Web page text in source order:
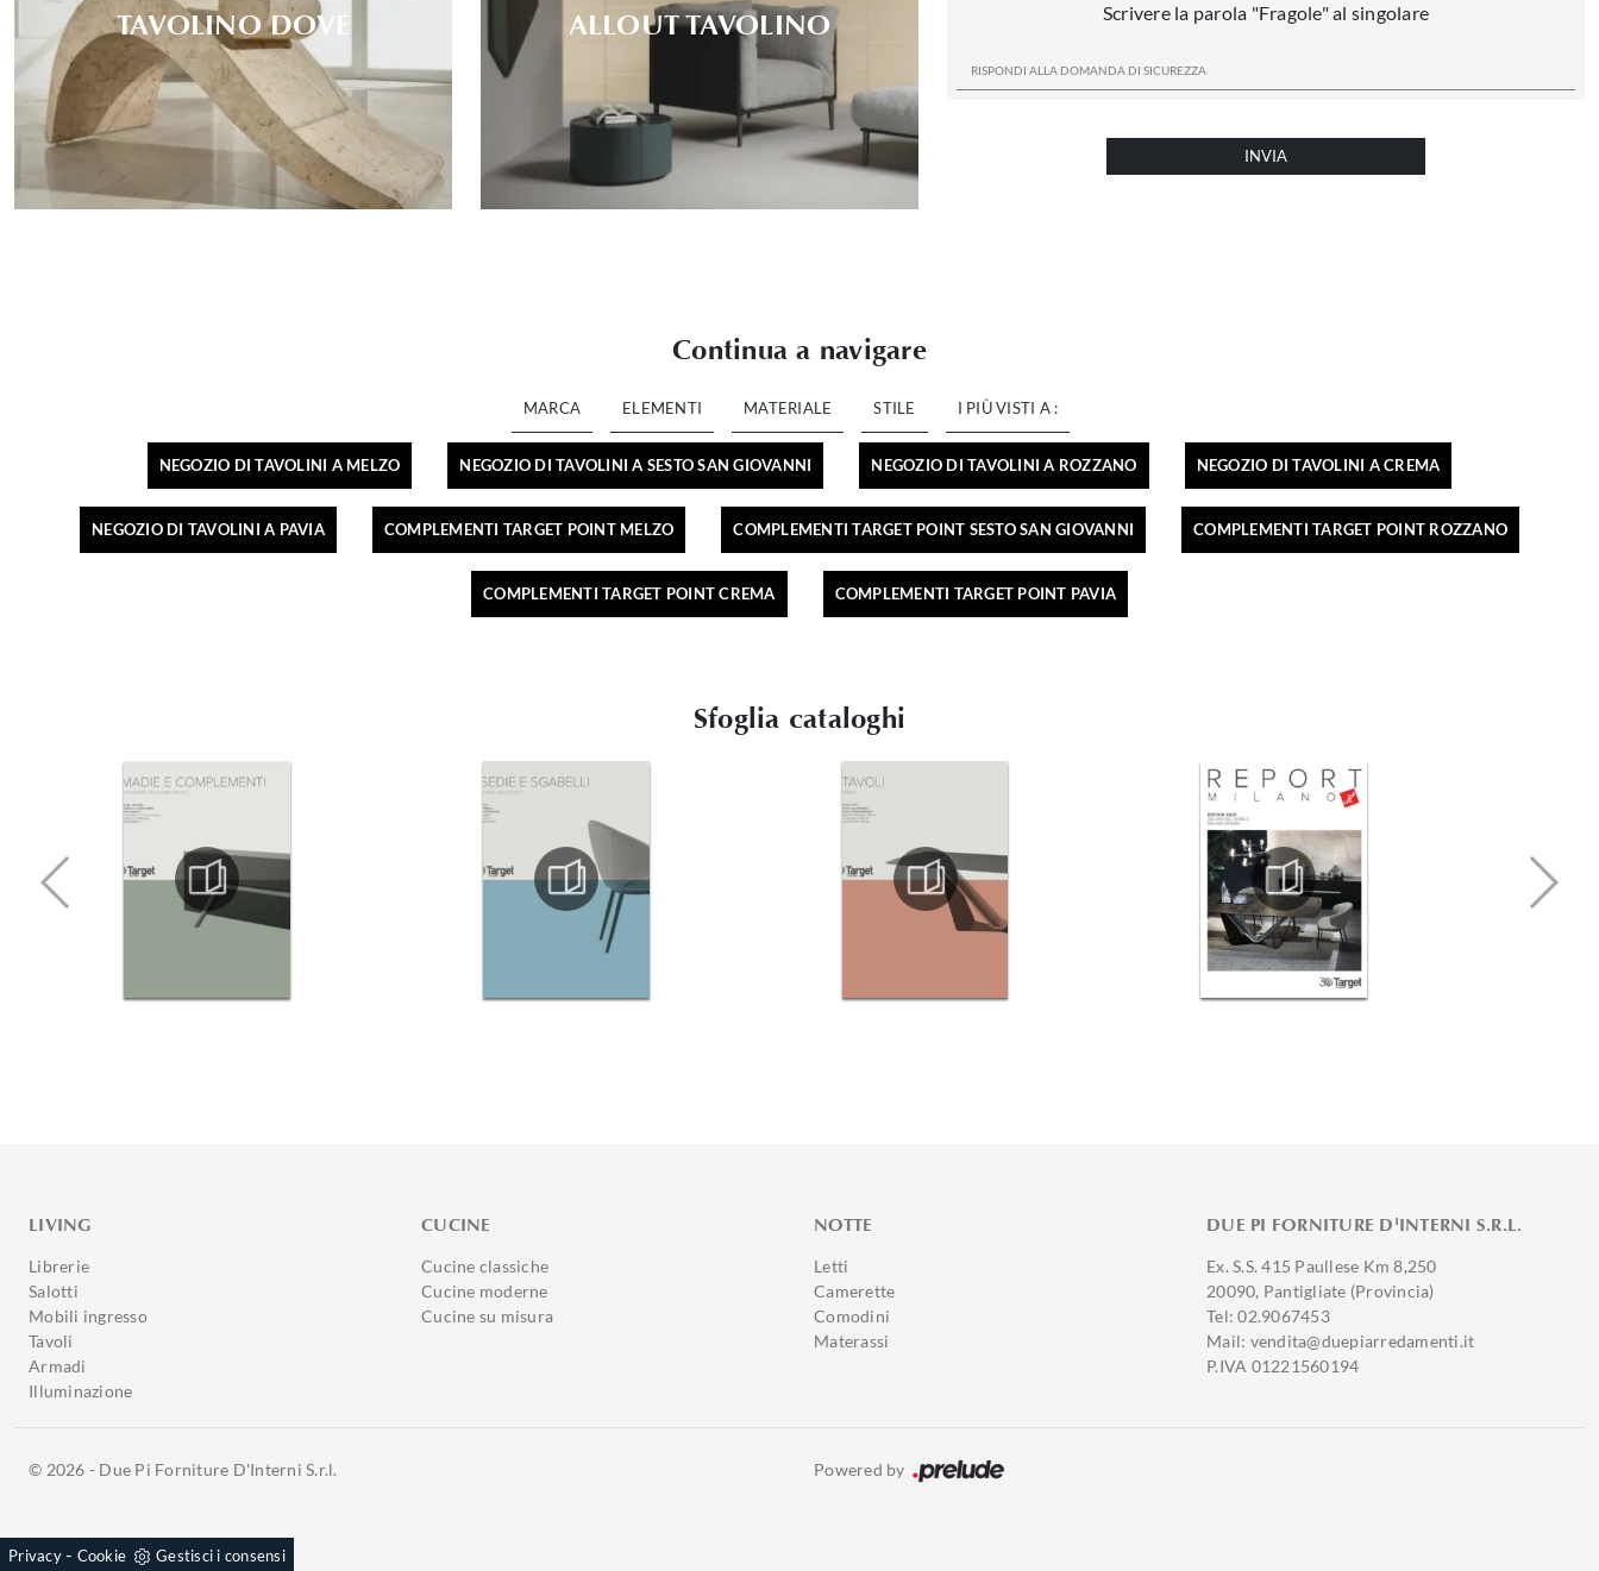
TAVOLINO DOVE ALLOUT TAVOLINO Scrivere la parola "Fragole" al singolare
INVIA
Continua a navigare
MARCA ELEMENTI MATERIALE STILE I PIÙ VISTI A :
NEGOZIO DI TAVOLINI A MELZO NEGOZIO DI TAVOLINI A SESTO SAN GIOVANNI NEGOZIO DI TAVOLINI A ROZZANO NEGOZIO DI TAVOLINI A CREMA
NEGOZIO DI TAVOLINI A PAVIA COMPLEMENTI TARGET POINT MELZO COMPLEMENTI TARGET POINT SESTO SAN GIOVANNI COMPLEMENTI TARGET POINT ROZZANO
COMPLEMENTI TARGET POINT CREMA COMPLEMENTI TARGET POINT PAVIA
Sfoglia cataloghi
LIVING
Librerie
Salotti
Mobili ingresso
Tavoli
Armadi
Illuminazione
CUCINE
Cucine classiche
Cucine moderne
Cucine su misura
NOTTE
Letti
Camerette
Comodini
Materassi
DUE PI FORNITURE D'INTERNI S.R.L.
Ex. S.S. 415 Paullese Km 8,250
20090, Pantigliate (Provincia)
Tel: 02.9067453
Mail: vendita@duepiarredamenti.it
P.IVA 01221560194
© 2026 - Due Pi Forniture D'Interni S.r.l. Powered by
Privacy- Cookie Gestisci i consensi